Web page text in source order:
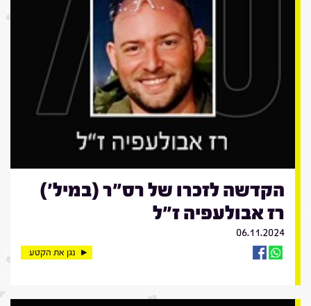
הקדשה לזכרו של רס"ר (במיל')
רז אבולעפיה ז"ל
06.11.2024
נגן את הקטע